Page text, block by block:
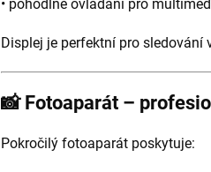
• pohodlné ovládání pro
Displej je perfektní pro sledování
📸 Fotoaparát –
Pokročilý fotoaparát poskytuje: